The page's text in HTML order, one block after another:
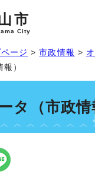
市
City
ページ >市政情報 >
）
タ（市政情